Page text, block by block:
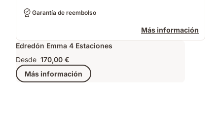
Garantía de reembolso
Más información
Edredón Emma 4 Estaciones
Desde 170,00 €
Más información